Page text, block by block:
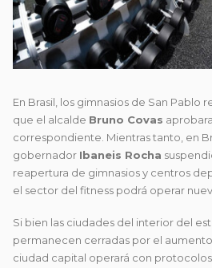
En Brasil, los gimnasios de San Pablo
que el alcalde Bruno Covas
correspondiente. Mientras tanto, en
gobernador Ibaneis Rocha
reapertura de gimnasios y centros
el sector del fitness podrá operar
Si bien las ciudades del interior del
permanecen cerradas por el aumento
ciudad capital operará con